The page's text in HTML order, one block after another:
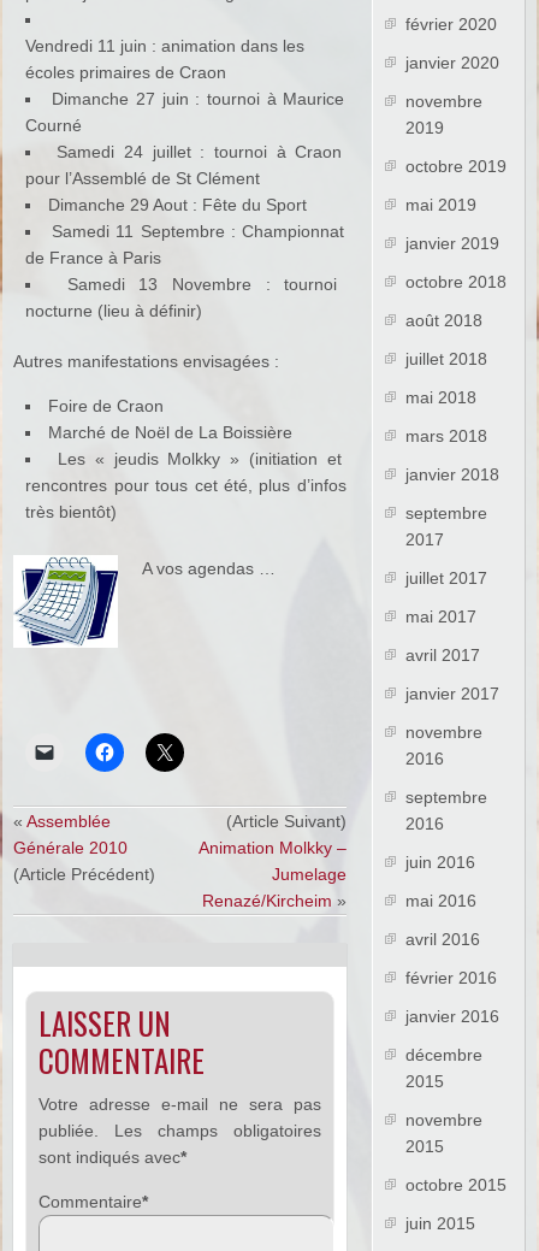
Vendredi 11 juin : animation dans les
écoles primaires de Craon
Dimanche 27 juin : tournoi à Maurice
Courné
Samedi 24 juillet : tournoi à Craon
pour l’Assemblé de St Clément
Dimanche 29 Aout : Fête du Sport
Samedi 11 Septembre : Championnat
de France à Paris
Samedi 13 Novembre : tournoi
nocturne (lieu à définir)
Autres manifestations envisagées :
Foire de Craon
Marché de Noël de La Boissière
Les « jeudis Molkky » (initiation et
rencontres pour tous cet été, plus d’infos
très bientôt)
A vos agendas …
«Assemblée
Générale 2010
(Article Précédent)
(Article Suivant)
Animation Molkky –
Jumelage
Renazé/Kircheim »
LAISSER UN
COMMENTAIRE
Votre adresse e-mail ne sera pas
publiée.
Les champs obligatoires
sont indiqués avec*
Commentaire*
février 2020
janvier 2020
novembre
2019
octobre 2019
mai 2019
janvier 2019
octobre 2018
août 2018
juillet 2018
mai 2018
mars 2018
janvier 2018
septembre
2017
juillet 2017
mai 2017
avril 2017
janvier 2017
novembre
2016
septembre
2016
juin 2016
mai 2016
avril 2016
février 2016
janvier 2016
décembre
2015
novembre
2015
octobre 2015
juin 2015